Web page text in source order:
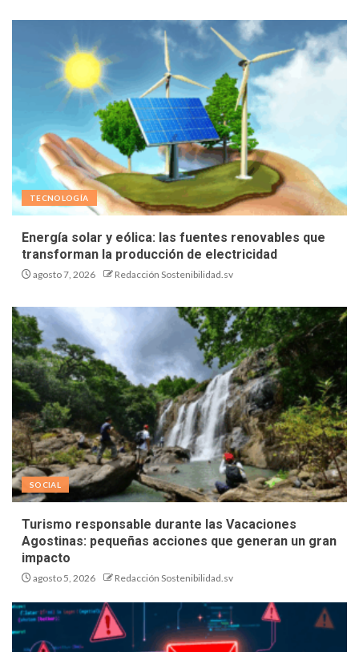
TECNOLOGÍA
Energía solar y eólica: las fuentes renovables que
transforman la producción de electricidad
agosto 7, 2026 Redacción Sostenibilidad.sv
SOCIAL
Turismo responsable durante las Vacaciones
Agostinas: pequeñas acciones que generan un gran
impacto
agosto 5, 2026 Redacción Sostenibilidad.sv